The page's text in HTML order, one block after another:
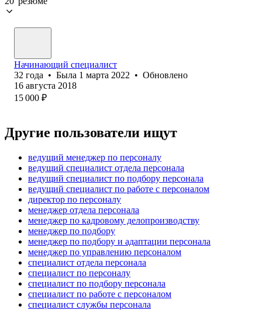
Начинающий специалист
32 года • Была 1 марта 2022 • Обновлено
16 августа 2018
15 000 ₽
Другие пользователи ищут
ведущий менеджер по персоналу
ведущий специалист отдела персонала
ведущий специалист по подбору персонала
ведущий специалист по работе с персоналом
директор по персоналу
менеджер отдела персонала
менеджер по кадровому делопроизводству
менеджер по подбору
менеджер по подбору и адаптации персонала
менеджер по управлению персоналом
специалист отдела персонала
специалист по персоналу
специалист по подбору персонала
специалист по работе с персоналом
специалист службы персонала